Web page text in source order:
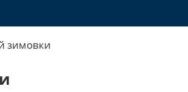
зимовки